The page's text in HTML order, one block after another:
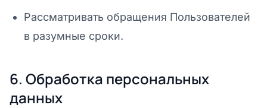
Рассматривать обращения Пользователей
в разумные сроки.
6. Обработка персональных
данных